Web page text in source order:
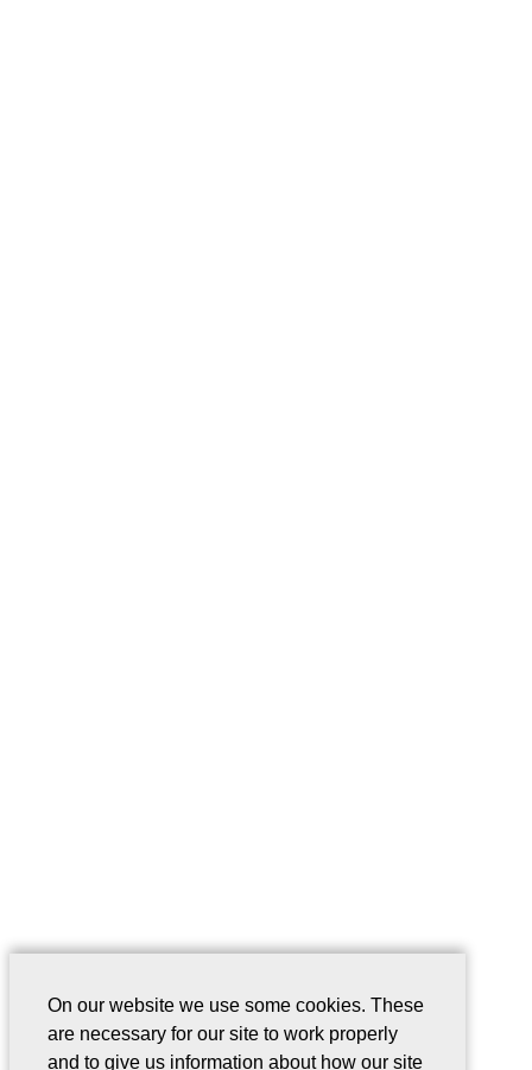
On our website we use some cookies. These
are necessary for our site to work properly
and to give us information about how our site